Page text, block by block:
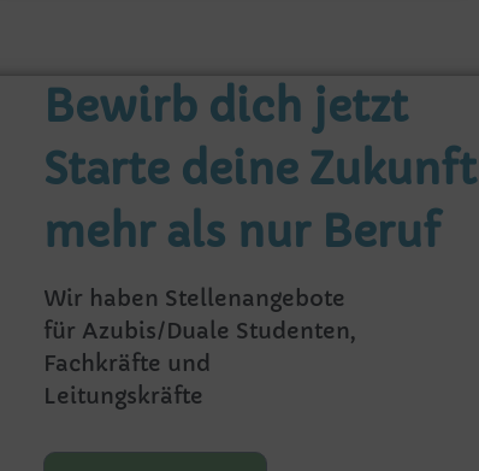
Bewirb dich jetzt
Starte deine Zukunft
mehr als nur Beruf
Wir haben Stellenangebote
für Azubis/Duale Studenten,
Fachkräfte und
Leitungskräfte